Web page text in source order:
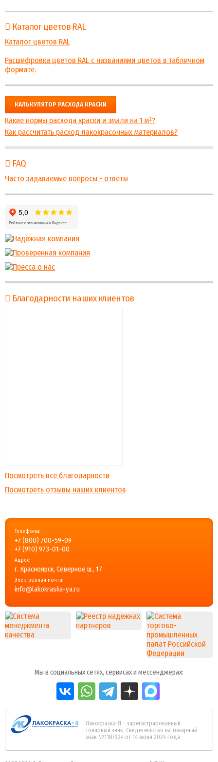
Каталог цветов RAL
Каталог цветов RAL
Расшифровка цветов RAL с названиями цветов в табличном
формате.
КАЛЬКУЛЯТОР РАСХОДА КРАСКИ
Какие нормы расхода краски и эмали на 1 м²?
Как рассчитать расход лакокрасочных материалов?
FAQ
Часто задаваемые вопросы - ответы
Благодарности наших клиентов
Посмотреть все благодарности
Посмотреть отзывы наших клиентов
Телефоны:
+7 (800) 700-59-09
+7 (910) 973-01-00
Адрес:
г. Красноярск, Северное ш., 17
Электронная почта:
info@lakokraska-ya.ru
Мы в социальных сетях, сервисах и мессенджерах:
Лакокраска-Я – зарегистрированный
товарный знак. Свидетельство на товарный
знак №1187924 от 14 июня 2024 года